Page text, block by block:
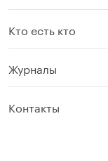
Кто есть кто
Журналы
Контакты